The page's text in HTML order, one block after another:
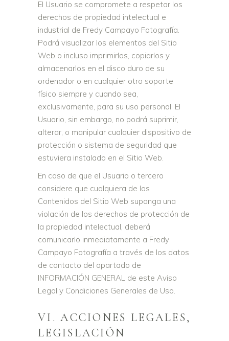
El Usuario se compromete a respetar los
derechos de propiedad intelectual e
industrial de Fredy Campayo Fotografía.
Podrá visualizar los elementos del Sitio
Web o incluso imprimirlos, copiarlos y
almacenarlos en el disco duro de su
ordenador o en cualquier otro soporte
físico siempre y cuando sea,
exclusivamente, para su uso personal. El
Usuario, sin embargo, no podrá suprimir,
alterar, o manipular cualquier dispositivo de
protección o sistema de seguridad que
estuviera instalado en el Sitio Web.
En caso de que el Usuario o tercero
considere que cualquiera de los
Contenidos del Sitio Web suponga una
violación de los derechos de protección de
la propiedad intelectual, deberá
comunicarlo inmediatamente a Fredy
Campayo Fotografía a través de los datos
de contacto del apartado de
INFORMACIÓN GENERAL de este Aviso
Legal y Condiciones Generales de Uso.
VI. ACCIONES LEGALES,
LEGISLACIÓN